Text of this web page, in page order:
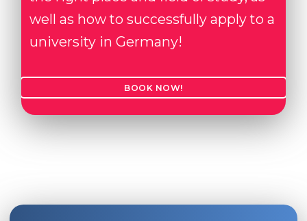
well as how to successfully apply to a
university in Germany!
BOOK NOW!